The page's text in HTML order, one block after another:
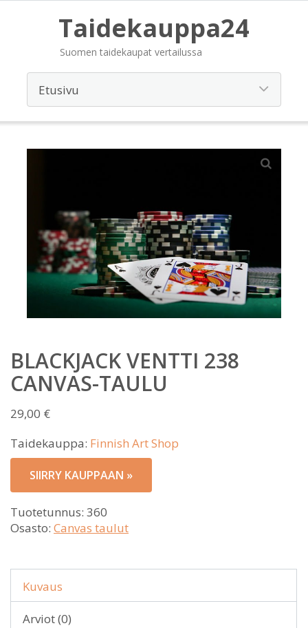
Taidekauppa24
Suomen taidekaupat vertailussa
BLACKJACK VENTTI 238
CANVAS-TAULU
29,00 €
Taidekauppa: Finnish Art Shop
SIIRRY KAUPPAAN »
Tuotetunnus: 360
Osasto: Canvas taulut
Kuvaus
Arviot (0)